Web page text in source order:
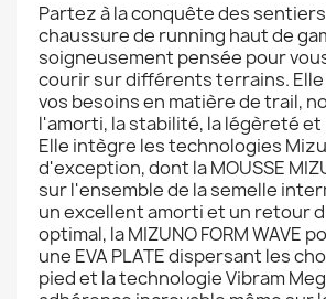
Partez à la conquête des
chaussure de running haut de
soigneusement pensée pour
courir sur différents terrains.
vos besoins en matière de trail,
l'amorti, la stabilité, la légèreté
Elle intègre les technologies
d'exception, dont la MOUSSE
sur l'ensemble de la semelle
un excellent amorti et un retour
optimal, la MIZUNO FORM WAVE
une EVA PLATE dispersant les
pied et la technologie Vibram